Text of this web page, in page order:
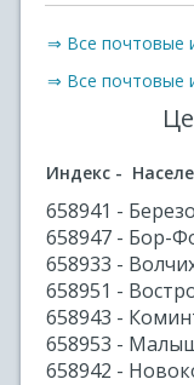
⇒ Все почтовые
⇒ Все почтовые
Индекс -
658941 -
658947 - Бор-
658933 -
658951 -
658943 -
658953 -
658942 -